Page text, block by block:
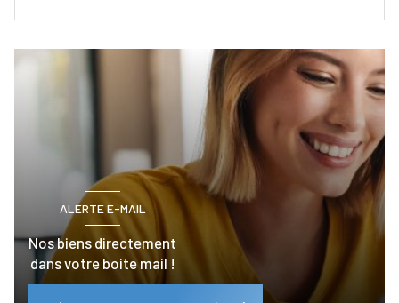
ALERTE E-MAIL
Nos biens directement
dans votre boite mail !